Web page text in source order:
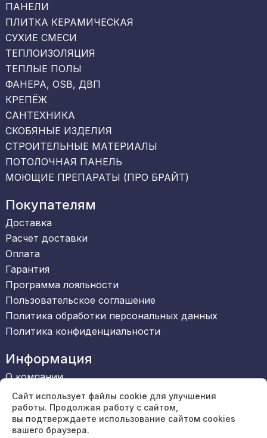
ПАНЕЛИ
ПЛИТКА КЕРАМИЧЕСКАЯ
СУХИЕ СМЕСИ
ТЕПЛОИЗОЛЯЦИЯ
ТЕПЛЫЕ ПОЛЫ
ФАНЕРА, OSB, ДВП
КРЕПЁЖ
САНТЕХНИКА
СКОБЯНЫЕ ИЗДЕЛИЯ
СТРОИТЕЛЬНЫЕ МАТЕРИАЛЫ
ПОТОЛОЧНАЯ ПАНЕЛЬ
МОЮЩИЕ ПРЕПАРАТЫ (ПРО БРАЙТ)
Покупателям
Доставка
Расчет доставки
Оплата
Гарантия
Программа лояльности
Пользовательское соглашение
Политика обработки персональных данных
Политика конфиденциальности
Информация
О компании
Сертификаты
Обратная связь
Вакансии
Сайт использует файлы cookie для улучшения
работы. Продолжая работу с сайтом,
вы подтверждаете использование сайтом cookies
вашего браузера.